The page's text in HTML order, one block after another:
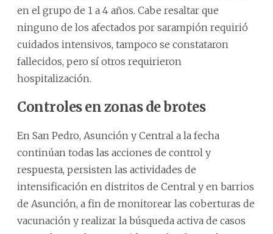
en el grupo de 1 a 4 años. Cabe resaltar que
ninguno de los afectados por sarampión requirió
cuidados intensivos, tampoco se constataron
fallecidos, pero sí otros requirieron
hospitalización.
Controles en zonas de brotes
En San Pedro, Asunción y Central a la fecha
continúan todas las acciones de control y
respuesta, persisten las actividades de
intensificación en distritos de Central y en barrios
de Asunción, a fin de monitorear las coberturas de
vacunación y realizar la búsqueda activa de casos